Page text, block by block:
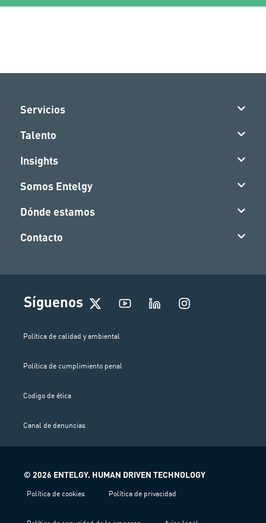
Servicios
Talento
Insights
Somos Entelgy
Dónde estamos
Contacto
Síguenos
I
n
Política de calidad y ambiental
Política de cumplimiento penal
Codigo de ética
Canal de denuncias
© 2026 ENTELGY. HUMAN DRIVEN TECHNOLOGY
Política de cookies Política de privacidad